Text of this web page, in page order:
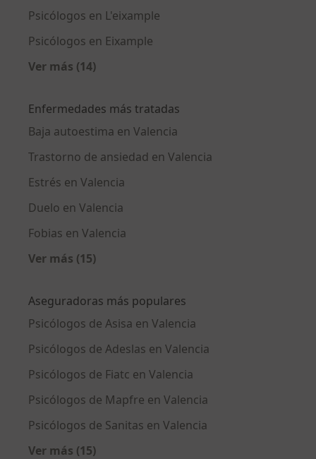
Psicólogos en L'eixample
Psicólogos en Eixample
Ver más (14)
Enfermedades más tratadas
Baja autoestima en Valencia
Trastorno de ansiedad en Valencia
Estrés en Valencia
Duelo en Valencia
Fobias en Valencia
Ver más (15)
Aseguradoras más populares
Psicólogos de Asisa en Valencia
Psicólogos de Adeslas en Valencia
Psicólogos de Fiatc en Valencia
Psicólogos de Mapfre en Valencia
Psicólogos de Sanitas en Valencia
Ver más (15)